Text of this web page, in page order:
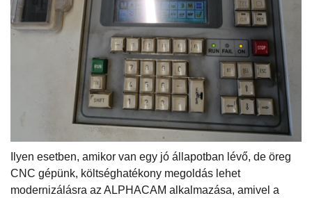
Ilyen esetben, amikor van egy jó állapotban lévő, de öreg
CNC gépünk, költséghatékony megoldás lehet
modernizálásra az ALPHACAM alkalmazása, amivel a